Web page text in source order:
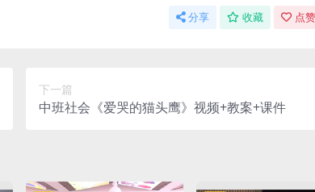
分享 收藏 点
下一篇
中班社会《爱哭的猫头鹰》视频+教案+课件